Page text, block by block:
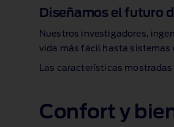
Diseñamos el futuro
Nuestros investigadores,
vida más fácil hasta sistemas
Las características
Confort y